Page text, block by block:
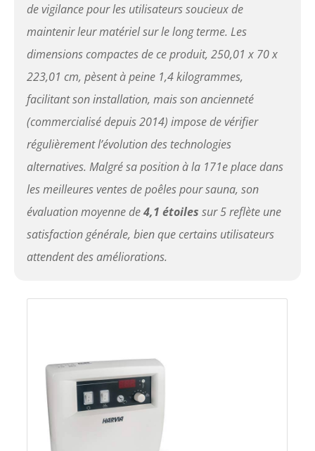
de vigilance pour les utilisateurs soucieux de
maintenir leur matériel sur le long terme. Les
dimensions compactes de ce produit, 250,01 x 70 x
223,01 cm, pèsent à peine 1,4 kilogrammes,
facilitant son installation, mais son ancienneté
(commercialisé depuis 2014) impose de vérifier
régulièrement l’évolution des technologies
alternatives. Malgré sa position à la 171e place dans
les meilleures ventes de poêles pour sauna, son
évaluation moyenne de4,1 étoiles sur 5 reflète une
satisfaction générale, bien que certains utilisateurs
attendent des améliorations.